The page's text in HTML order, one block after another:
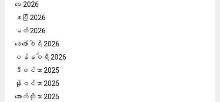
မေ 2026
ဧပြီ 2026
မတ် 2026
ဖေ‌ဖော်ဝါရီ 2026
ဇန်နဝါရီ 2026
ဒီဇင်ဘာ 2025
နိုဝင်ဘာ 2025
အောက်တိုဘာ 2025